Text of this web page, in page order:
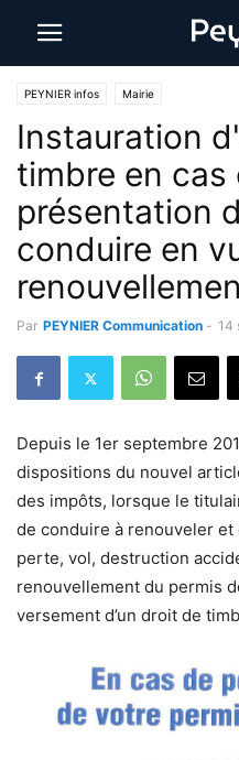
PEYNIER infos Mairie
Instauration
timbre en cas
présentation
conduire en
Par PEYNIER Communication - 14
Depuis le 1er septembre
dispositions du nouvel
des impôts, lorsque le
de conduire à renouveler et
perte, vol, destruction
renouvellement du permis
versement d’un droit de